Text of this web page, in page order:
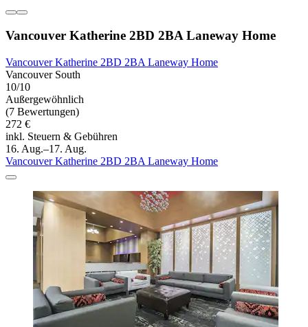
Vancouver Katherine 2BD 2BA Laneway Home
Vancouver Katherine 2BD 2BA Laneway Home
Vancouver South
10/10
Außergewöhnlich
(7 Bewertungen)
272 €
inkl. Steuern & Gebühren
16. Aug.–17. Aug.
Vancouver Katherine 2BD 2BA Laneway Home